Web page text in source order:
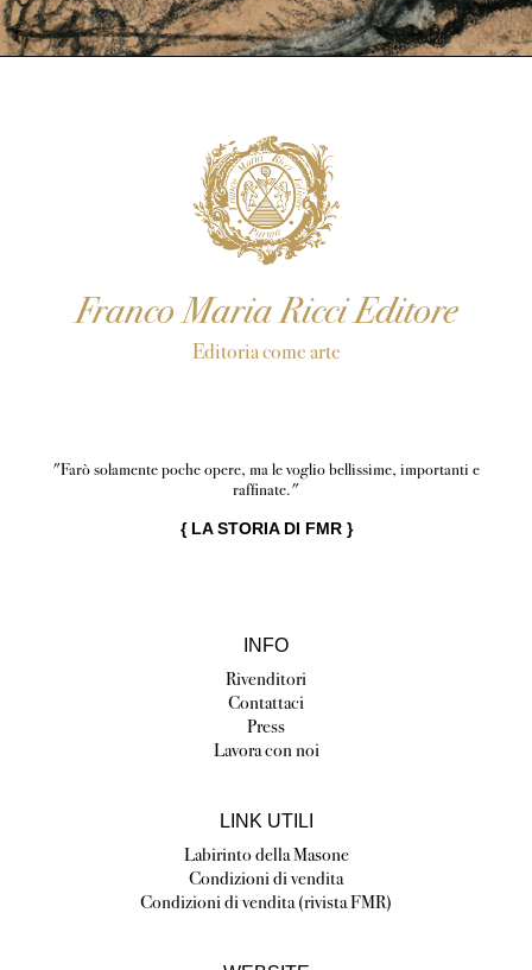
Franco Maria Ricci Editore
Editoria come arte
"Farò solamente poche opere, ma le voglio bellissime, importanti e
raffinate."
{ LA STORIA DI FMR}
INFO
Rivenditori
Contattaci
Press
Lavora con noi
LINK UTILI
Labirinto della Masone
Condizioni di vendita
Condizioni di vendita (rivista FMR)